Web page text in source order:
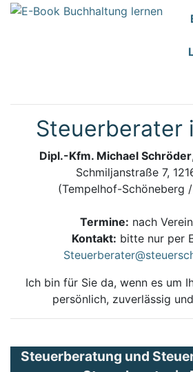
Steuerberater
Dipl.-Kfm. Michael Schröder
Schmiljanstraße 7,
(Tempelhof-Schöneberg
Termine: nach
Kontakt: bitte nur per
Ich bin für Sie da, wenn es um
persönlich, zuverlässig
Steuerberatung und